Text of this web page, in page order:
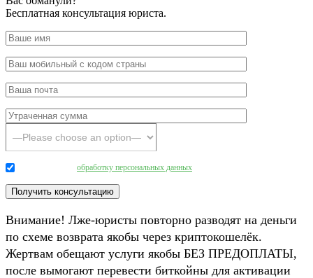
Бесплатная консультация юриста.
обработку персональных данных
Внимание! Лже-юристы повторно разводят на деньги
по схеме возврата якобы через криптокошелёк.
Жертвам обещают услуги якобы БЕЗ ПРЕДОПЛАТЫ,
после вымогают перевести биткойны для активации